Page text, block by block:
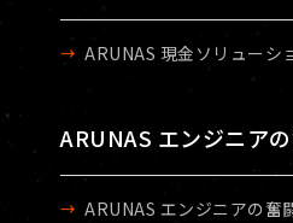
ARUNAS 現金ソリューシ
ARUNAS エンジニア
ARUNAS エンジニアの奮